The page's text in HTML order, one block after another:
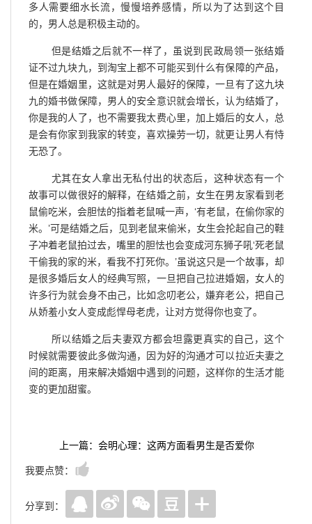
多人需要细水长流，慢慢培养感情，所以为了达到这个目
的，男人总是积极主动的。
但是结婚之后就不一样了，虽说到民政局领一张结婚
证不过九块九，到淘宝上都不可能买到什么有保障的产品，
但是在婚姻里，这就是对男人最好的保障，一旦有了这九块
九的婚书做保障，男人的安全意识就会增长，认为结婚了，
你是我的人了，也不需要我太费心里，加上婚后的女人，总
是会有你家到我家的转变，喜欢操劳一切，就更让男人有恃
无恐了。
尤其在女人拿出无私付出的状态后，这种状态有一个
故事可以做很好的解释，在结婚之前，女生在男友家看到老
鼠偷吃米，会胆怯的指着老鼠喊一声，‘有老鼠，在偷你家的
米。’可是结婚之后，见到老鼠来偷米，女生会抡起自己的鞋
子冲着老鼠拍过去，嘴里的胆怯也会变成河东狮子吼‘死老鼠
干偷我的家的米，看我不打死你。’虽说这只是一个故事，却
是很多婚后女人的经典写照，一旦把自己拉进婚姻，女人的
许多行为就会身不由己，比如念叨老公，嫌弃老公，把自己
从娇羞小女人变成彪悍母老虎，让对方觉得你也变了。
所以结婚之后夫妻双方都会坦露更真实的自己，这个
时候就需要彼此多做沟通，因为好的沟通才可以拉近夫妻之
间的距离，用来解决婚姻中遇到的问题，这样你的生活才能
变的更加甜蜜。
上一篇：会明心理：这两方面看男生是否爱你
我要点赞：
分享到：